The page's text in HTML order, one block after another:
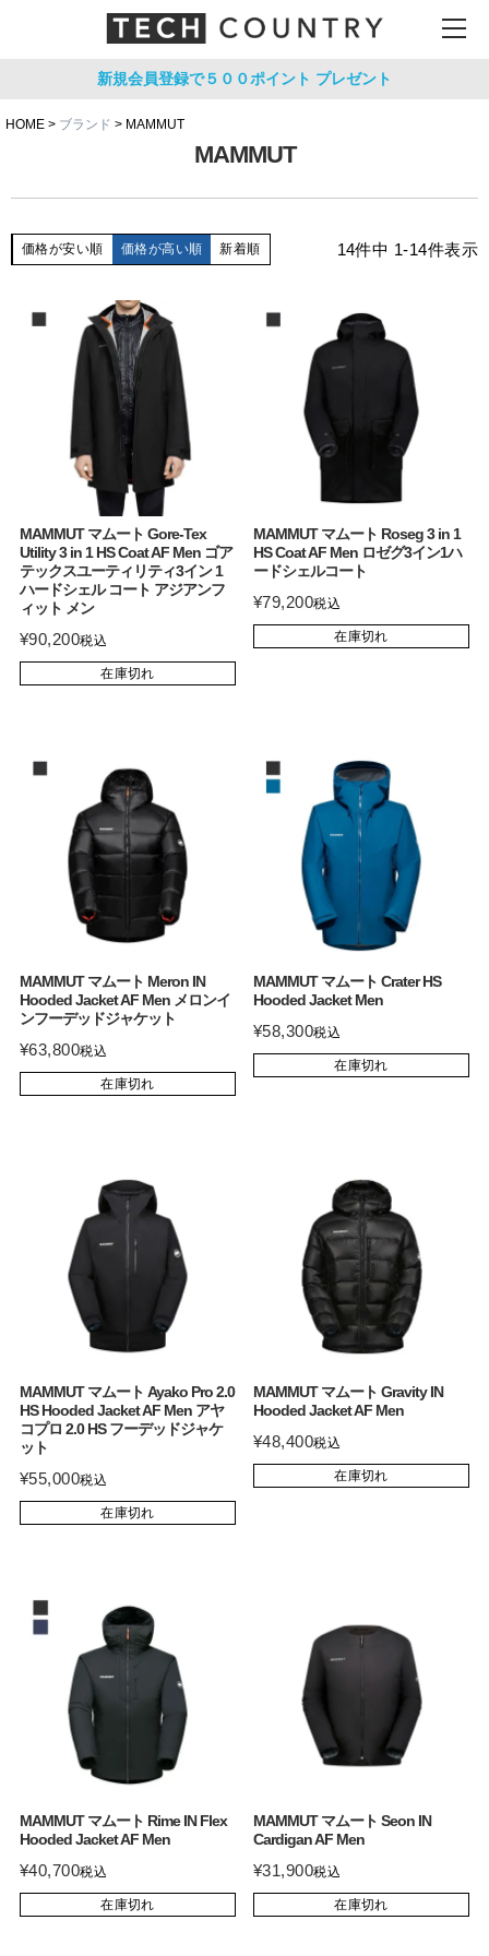
新規会員登録で５００ポイント プレゼント
HOME ブランド MAMMUT
MAMMUT
価格が安い順 価格が高い順 新着順 14件中 1-14件表示
MAMMUT マムート Gore-Tex
Utility 3 in 1 HS Coat AF Men ゴア
テックスユーティリティ3イン 1
ハードシェル コート アジアンフ
ィット メン
¥90,200税込
在庫切れ
MAMMUT マムート Roseg 3 in 1
HS Coat AF Men ロゼグ3イン1ハ
ードシェルコート
¥79,200税込
在庫切れ
MAMMUT マムート Meron IN
Hooded Jacket AF Men メロンイ
ンフーデッドジャケット
¥63,800税込
在庫切れ
MAMMUT マムート Crater HS
Hooded Jacket Men
¥58,300税込
在庫切れ
MAMMUT マムート Ayako Pro 2.0
HS Hooded Jacket AF Men アヤ
コプロ 2.0 HS フーデッドジャケ
ット
¥55,000税込
在庫切れ
MAMMUT マムート Gravity IN
Hooded Jacket AF Men
¥48,400税込
在庫切れ
MAMMUT マムート Rime IN Flex
Hooded Jacket AF Men
¥40,700税込
在庫切れ
MAMMUT マムート Seon IN
Cardigan AF Men
¥31,900税込
在庫切れ